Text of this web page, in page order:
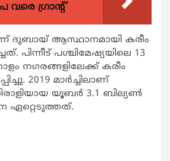
വരെ ഗ്രാന്റ്
ദുബായ് ആസ്ഥാനമായി കരീം
പിന്നീട് പശ്ചിമേഷ്യയിലെ 13
നഗരങ്ങളിലേക്ക് കരീം
2019 മാര്‍ച്ചിലാണ്
യൂബര്‍ 3.1 ബില്യണ്‍
ഏറ്റെടുത്തത്.